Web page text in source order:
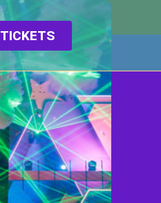
TICKETS